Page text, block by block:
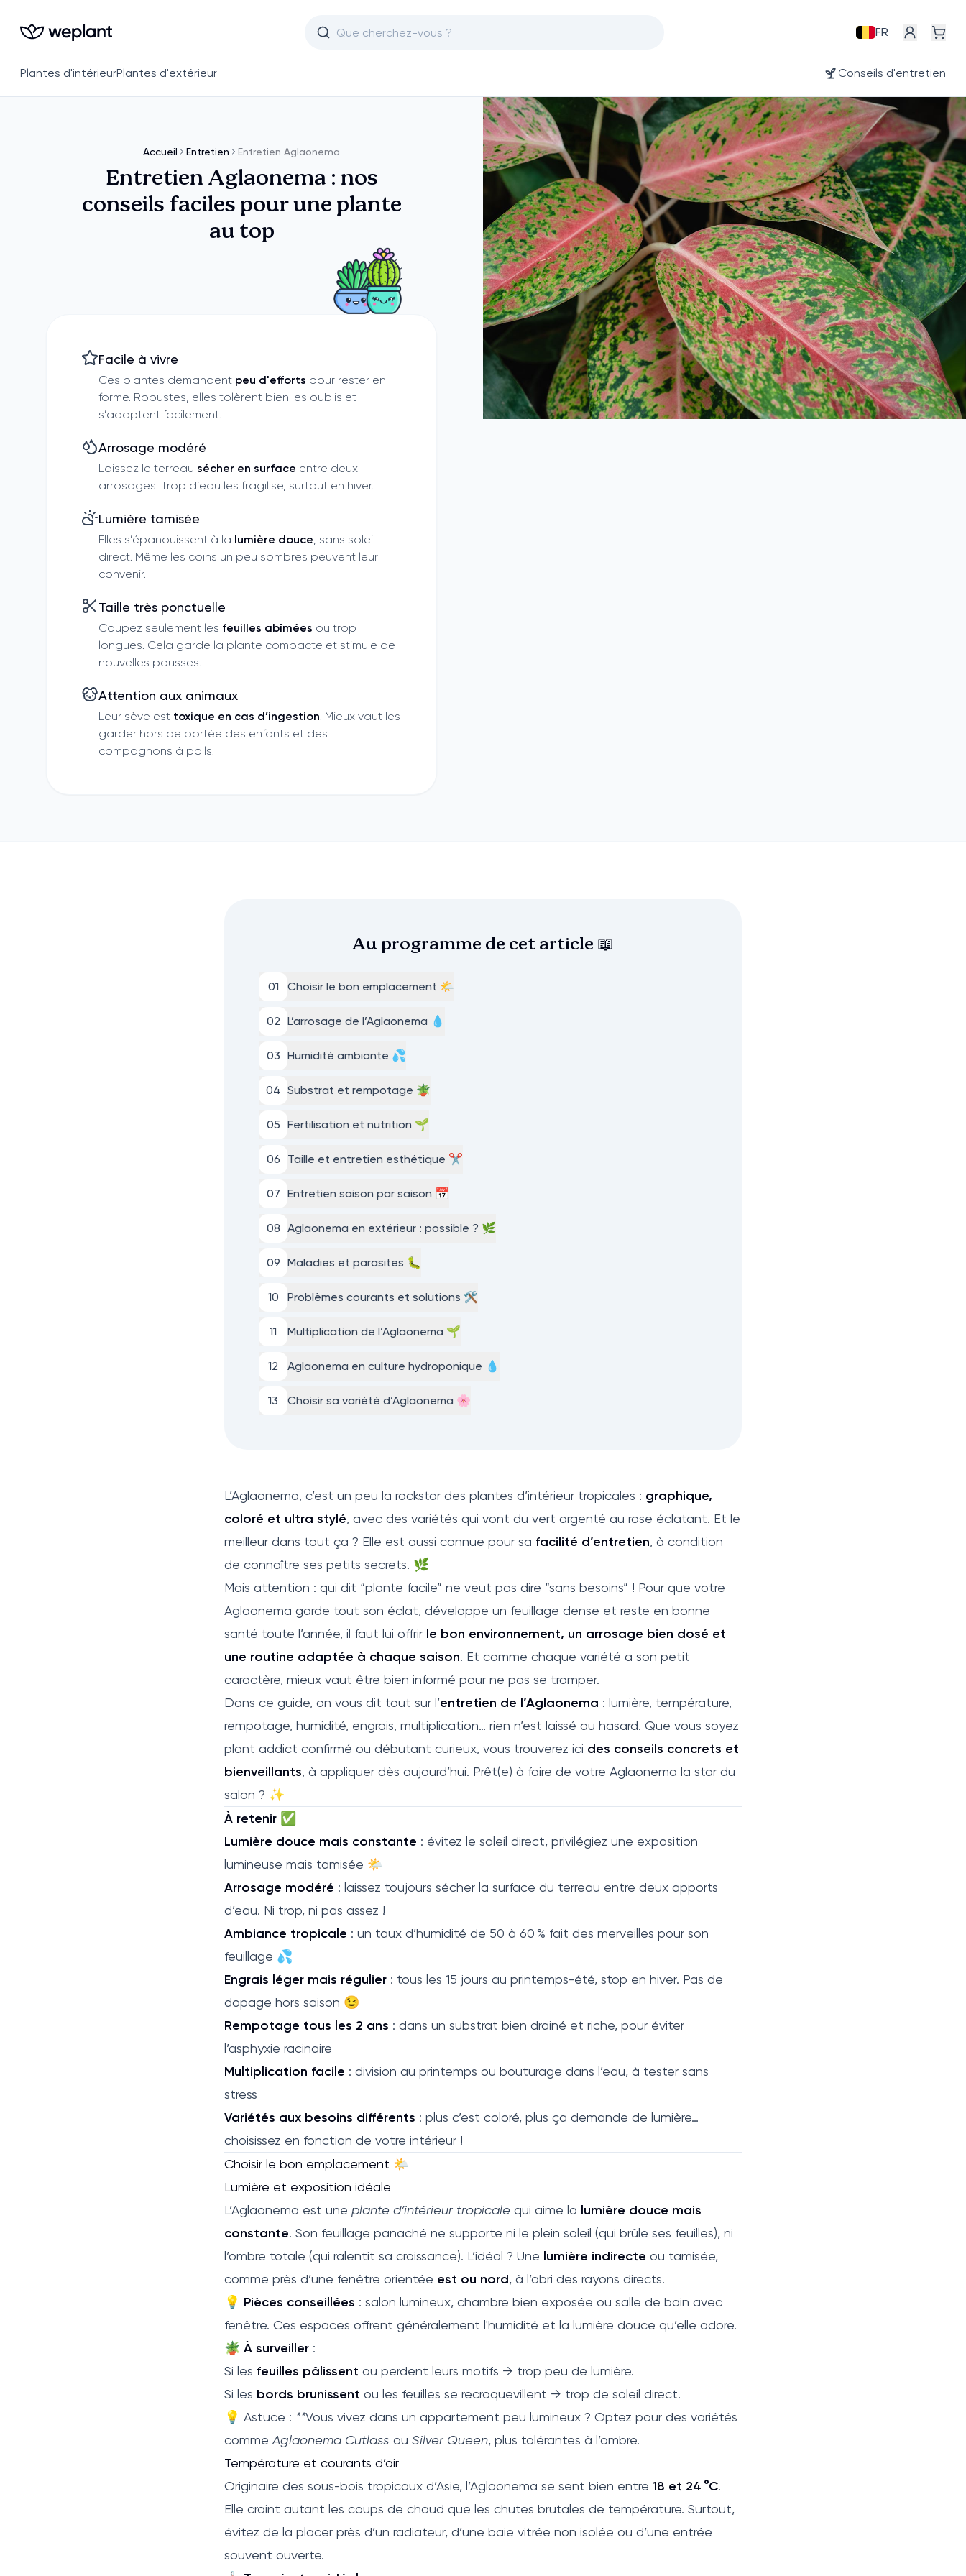
FR
Plantes d'intérieurPlantes d'extérieur Conseils d'entretien
Accueil Entretien Entretien Aglaonema
Entretien Aglaonema : nos
conseils faciles pour une plante
au top
Facile à vivre
Ces plantes demandent peu d'efforts pour rester en
forme. Robustes, elles tolèrent bien les oublis et
s’adaptent facilement.
Arrosage modéré
Laissez le terreau sécher en surface entre deux
arrosages. Trop d’eau les fragilise, surtout en hiver.
Lumière tamisée
Elles s’épanouissent à la lumière douce , sans soleil
direct. Même les coins un peu sombres peuvent leur
convenir.
Taille très ponctuelle
Coupez seulement les feuilles abîmées ou trop
longues. Cela garde la plante compacte et stimule de
nouvelles pousses.
Attention aux animaux
Leur sève est toxique en cas d’ingestion . Mieux vaut les
garder hors de portée des enfants et des
compagnons à poils.
Au programme de cet article 📖
01 Choisir le bon emplacement 🌤️
02 L’arrosage de l’Aglaonema 💧
03 Humidité ambiante 💦
04 Substrat et rempotage 🪴
05 Fertilisation et nutrition 🌱
06 Taille et entretien esthétique ✂️
07 Entretien saison par saison 📅
08 Aglaonema en extérieur : possible ? 🌿
09 Maladies et parasites 🐛
10 Problèmes courants et solutions 🛠️
11 Multiplication de l’Aglaonema 🌱
12 Aglaonema en culture hydroponique 💧
13 Choisir sa variété d’Aglaonema 🌸
L’Aglaonema, c’est un peu la rockstar des plantes d’intérieur tropicales : graphique,
coloré et ultra stylé, avec des variétés qui vont du vert argenté au rose éclatant. Et le
meilleur dans tout ça ? Elle est aussi connue pour sa facilité d’entretien, à condition
de connaître ses petits secrets. 🌿
Mais attention : qui dit “plante facile” ne veut pas dire “sans besoins” ! Pour que votre
Aglaonema garde tout son éclat, développe un feuillage dense et reste en bonne
santé toute l’année, il faut lui offrir le bon environnement, un arrosage bien dosé et
une routine adaptée à chaque saison. Et comme chaque variété a son petit
caractère, mieux vaut être bien informé pour ne pas se tromper.
Dans ce guide, on vous dit tout sur l’entretien de l’Aglaonema : lumière, température,
rempotage, humidité, engrais, multiplication… rien n’est laissé au hasard. Que vous soyez
plant addict confirmé ou débutant curieux, vous trouverez ici des conseils concrets et
bienveillants, à appliquer dès aujourd’hui. Prêt(e) à faire de votre Aglaonema la star du
salon ? ✨
À retenir ✅
Lumière douce mais constante : évitez le soleil direct, privilégiez une exposition
lumineuse mais tamisée 🌤️
Arrosage modéré : laissez toujours sécher la surface du terreau entre deux apports
d’eau. Ni trop, ni pas assez !
Ambiance tropicale : un taux d’humidité de 50 à 60 % fait des merveilles pour son
feuillage 💦
Engrais léger mais régulier : tous les 15 jours au printemps-été, stop en hiver. Pas de
dopage hors saison 😉
Rempotage tous les 2 ans : dans un substrat bien drainé et riche, pour éviter
l’asphyxie racinaire
Multiplication facile : division au printemps ou bouturage dans l’eau, à tester sans
stress
Variétés aux besoins différents : plus c’est coloré, plus ça demande de lumière…
choisissez en fonction de votre intérieur !
Choisir le bon emplacement 🌤️
Lumière et exposition idéale
L’Aglaonema est une plante d’intérieur tropicale qui aime la lumière douce mais
constante. Son feuillage panaché ne supporte ni le plein soleil (qui brûle ses feuilles), ni
l’ombre totale (qui ralentit sa croissance). L’idéal ? Une lumière indirecte ou tamisée,
comme près d’une fenêtre orientée est ou nord, à l’abri des rayons directs.
💡 Pièces conseillées : salon lumineux, chambre bien exposée ou salle de bain avec
fenêtre. Ces espaces offrent généralement l'humidité et la lumière douce qu’elle adore.
🪴 À surveiller :
Si les feuilles pâlissent ou perdent leurs motifs → trop peu de lumière.
Si les bords brunissent ou les feuilles se recroquevillent → trop de soleil direct.
💡 Astuce : **Vous vivez dans un appartement peu lumineux ? Optez pour des variétés
comme Aglaonema Cutlass ou Silver Queen, plus tolérantes à l’ombre.
Température et courants d’air
Originaire des sous-bois tropicaux d’Asie, l’Aglaonema se sent bien entre 18 et 24 °C.
Elle craint autant les coups de chaud que les chutes brutales de température. Surtout,
évitez de la placer près d’un radiateur, d’une baie vitrée non isolée ou d’une entrée
souvent ouverte.